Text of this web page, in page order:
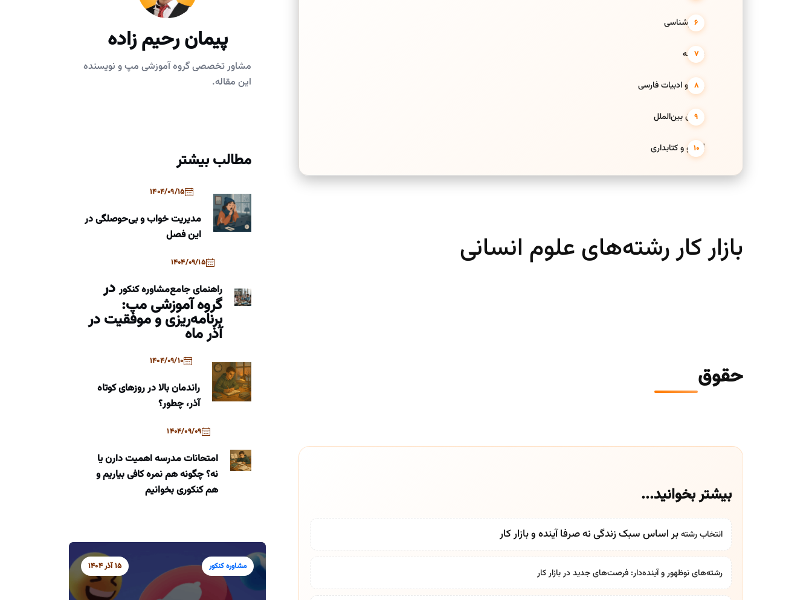
مردم‌شناسی
فلسفه
زبان و ادبیات فارسی
حقوق بین‌الملل
آرشیو و کتابداری
بازار کار رشته‌های علوم انسانی
حقوق
بیشتر بخوانید...
انتخاب رشتهبر اساس سبک زندگی نه صرفا آینده و بازار کار
رشته‌های نوظهور و آینده‌دار: فرصت‌های جدید در بازار کار
پیمان رحیم زاده
مشاور تخصصی گروه آموزشی مپ و نویسنده
این مقاله.
مطالب بیشتر
1404/09/15
مدیریت خواب و بی‌حوصلگی در
این فصل
1404/09/15
راهنمای جامعمشاوره کنکوردر
گروه آموزشی مپ:
برنامه‌ریزی و موفقیت در
آذر ماه
1404/09/10
راندمان بالا در روزهای کوتاه
آذر، چطور؟
1404/09/09
امتحانات مدرسه اهمیت دارن یا
نه؟ چگونه هم نمره کافی بیاریم و
هم کنکوری بخوانیم
مشاوره کنکور 15 آذر 1404